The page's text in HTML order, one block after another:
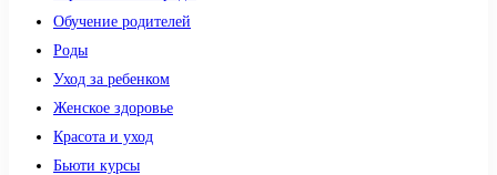
Обучение родителей
Роды
Уход за ребенком
Женское здоровье
Красота и уход
Бьюти курсы